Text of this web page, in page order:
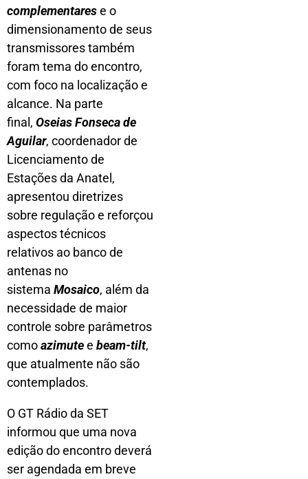
complementarese o
dimensionamento de seus
transmissores também
foram tema do encontro,
com foco na localização e
alcance. Na parte
final, Oseias Fonseca de
Aguilar, coordenador de
Licenciamento de
Estações da Anatel,
apresentou diretrizes
sobre regulação e reforçou
aspectos técnicos
relativos ao banco de
antenas no
sistema Mosaico, além da
necessidade de maior
controle sobre parâmetros
comoazimutee beam-tilt,
que atualmente não são
contemplados.
O GT Rádio da SET
informou que uma nova
edição do encontro deverá
ser agendada em breve